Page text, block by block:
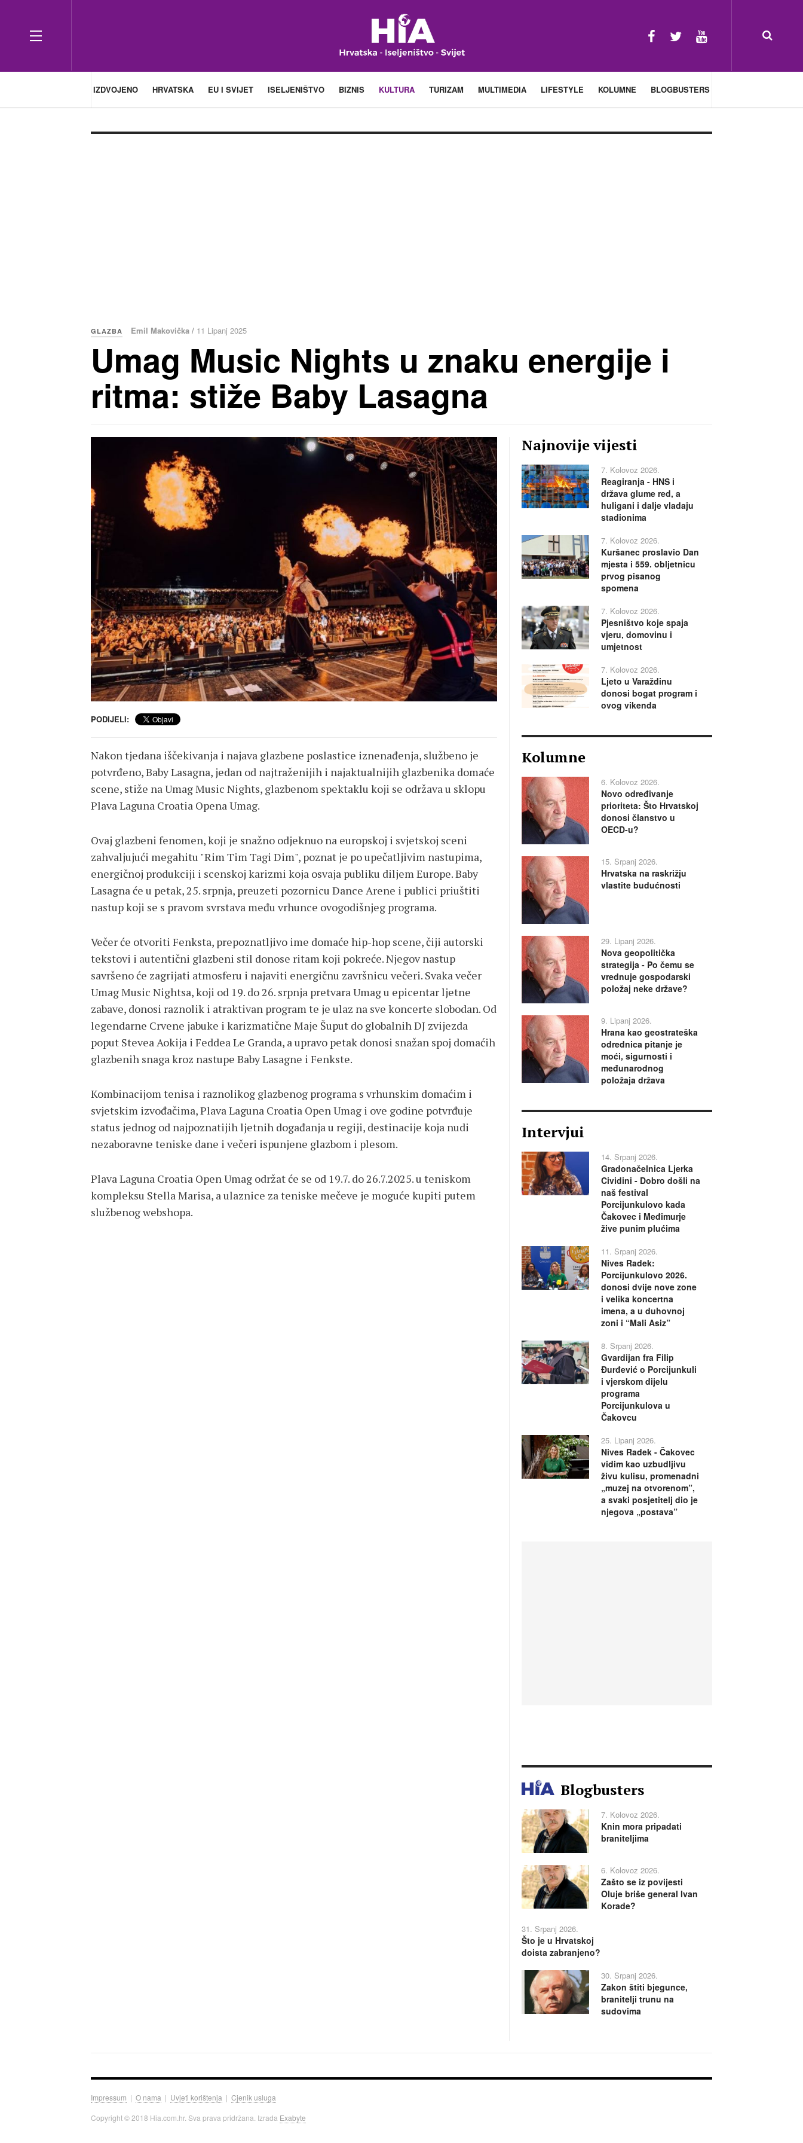
IZDVOJENO HRVATSKA EU I SVIJET ISELJENIŠTVO BIZNIS KULTURA TURIZAM MULTIMEDIA LIFESTYLE KOLUMNE BLOGBUSTERS
GLAZBA Emil Makovička / 11 Lipanj 2025
Umag Music Nights u znaku energije i
ritma: stiže Baby Lasagna
PODIJELI:
Nakon tjedana iščekivanja i najava glazbene poslastice iznenađenja, službeno je
potvrđeno, Baby Lasagna, jedan od najtraženijih i najaktualnijih glazbenika domaće
scene, stiže na Umag Music Nights, glazbenom spektaklu koji se održava u sklopu
Plava Laguna Croatia Opena Umag.
Ovaj glazbeni fenomen, koji je snažno odjeknuo na europskoj i svjetskoj sceni
zahvaljujući megahitu "Rim Tim Tagi Dim", poznat je po upečatljivim nastupima,
energičnoj produkciji i scenskoj karizmi koja osvaja publiku diljem Europe. Baby
Lasagna će u petak, 25. srpnja, preuzeti pozornicu Dance Arene i publici priuštiti
nastup koji se s pravom svrstava među vrhunce ovogodišnjeg programa.
Večer će otvoriti Fenksta, prepoznatljivo ime domaće hip-hop scene, čiji autorski
tekstovi i autentični glazbeni stil donose ritam koji pokreće. Njegov nastup
savršeno će zagrijati atmosferu i najaviti energičnu završnicu večeri. Svaka večer
Umag Music Nightsa, koji od 19. do 26. srpnja pretvara Umag u epicentar ljetne
zabave, donosi raznolik i atraktivan program te je ulaz na sve koncerte slobodan. Od
legendarne Crvene jabuke i karizmatične Maje Šuput do globalnih DJ zvijezda
poput Stevea Aokija i Feddea Le Granda, a upravo petak donosi snažan spoj domaćih
glazbenih snaga kroz nastupe Baby Lasagne i Fenkste.
Kombinacijom tenisa i raznolikog glazbenog programa s vrhunskim domaćim i
svjetskim izvođačima, Plava Laguna Croatia Open Umag i ove godine potvrđuje
status jednog od najpoznatijih ljetnih događanja u regiji, destinacije koja nudi
nezaboravne teniske dane i večeri ispunjene glazbom i plesom.
Plava Laguna Croatia Open Umag održat će se od 19.7. do 26.7.2025. u teniskom
kompleksu Stella Marisa, a ulaznice za teniske mečeve je moguće kupiti putem
službenog webshopa.
Najnovije vijesti
7. Kolovoz 2026.
Reagiranja - HNS i
država glume red, a
huligani i dalje vladaju
stadionima
7. Kolovoz 2026.
Kuršanec proslavio Dan
mjesta i 559. obljetnicu
prvog pisanog
spomena
7. Kolovoz 2026.
Pjesništvo koje spaja
vjeru, domovinu i
umjetnost
7. Kolovoz 2026.
Ljeto u Varaždinu
donosi bogat program i
ovog vikenda
Kolumne
6. Kolovoz 2026.
Novo određivanje
prioriteta: Što Hrvatskoj
donosi članstvo u
OECD-u?
15. Srpanj 2026.
Hrvatska na raskrižju
vlastite budućnosti
29. Lipanj 2026.
Nova geopolitička
strategija - Po čemu se
vrednuje gospodarski
položaj neke države?
9. Lipanj 2026.
Hrana kao geostrateška
odrednica pitanje je
moći, sigurnosti i
međunarodnog
položaja država
Intervjui
14. Srpanj 2026.
Gradonačelnica Ljerka
Cividini - Dobro došli na
naš festival
Porcijunkulovo kada
Čakovec i Međimurje
žive punim plućima
11. Srpanj 2026.
Nives Radek:
Porcijunkulovo 2026.
donosi dvije nove zone
i velika koncertna
imena, a u duhovnoj
zoni i “Mali Asiz”
8. Srpanj 2026.
Gvardijan fra Filip
Đurđević o Porcijunkuli
i vjerskom dijelu
programa
Porcijunkulova u
Čakovcu
25. Lipanj 2026.
Nives Radek - Čakovec
vidim kao uzbudljivu
živu kulisu, promenadni
„muzej na otvorenom”,
a svaki posjetitelj dio je
njegova „postava”
Blogbusters
7. Kolovoz 2026.
Knin mora pripadati
braniteljima
6. Kolovoz 2026.
Zašto se iz povijesti
Oluje briše general Ivan
Korade?
31. Srpanj 2026.
Što je u Hrvatskoj
doista zabranjeno?
30. Srpanj 2026.
Zakon štiti bjegunce,
branitelji trunu na
sudovima
Impressum | O nama | Uvjeti korištenja | Cjenik usluga
Copyright © 2018 Hia.com.hr. Sva prava pridržana. Izrada Exabyte